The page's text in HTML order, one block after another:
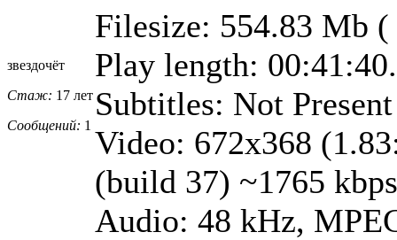
звездочёт
Стаж: 17 лет
Сообщений: 1
Filesize: 554.83 Mb
Play length:
Subtitles: Not Present
Video: 672x368
(build 37) ~1765
Audio: 48 kHz,